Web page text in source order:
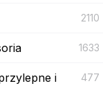
2110
1633
i
477